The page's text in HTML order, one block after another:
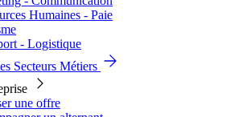
Humaines - Paie
- Logistique
Secteurs Métiers
une offre